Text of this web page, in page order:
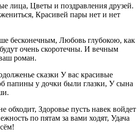
лица, Цветы и поздравления друзей.
Красивей пары нет и нет
бесконечным, Любовь глубокою, как
очень скоротечны. И вечным
роман.
сказки У вас красивые
папины у дочки были глазки, У сына
обходит, Здоровье пусть навек войдет
по пятам за вами ходят, Удача